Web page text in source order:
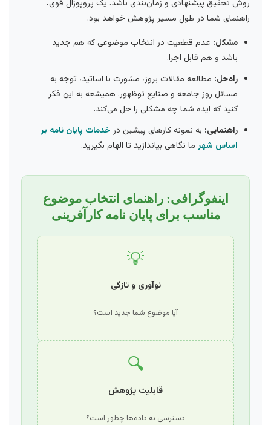
روش تحقیق پیشنهادی و زمان‌بندی باشد. یک پروپوزال قوی،
راهنمای شما در طول مسیر پژوهش خواهد بود.
مشکل: عدم قطعیت در انتخاب موضوعی که هم جدید
باشد و هم قابل اجرا.
راه‌حل: مطالعه مقالات بروز، مشورت با اساتید، توجه به
مسائل روز جامعه و صنایع نوظهور. همیشعه به این فکر
کنید که ایده شما چه مشکلی را حل می‌کند.
راهنمایی: به نمونه کارهای پیشین در خدمات پایان نامه بر
اساس شهر ما نگاهی بیاندازید تا الهام بگیرید.
اینفوگرافی: راهنمای انتخاب موضوع
مناسب برای پایان نامه کارآفرینی
💡
نوآوری و تازگی
آیا موضوع شما جدید است؟
🔍
قابلیت پژوهش
دسترسی به داده‌ها چطور است؟